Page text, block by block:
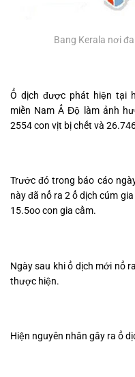
Bang Kerala nơi
Ổ dịch được phát hiện tại
miền Nam Ấ Độ làm ảnh
2554 con vịt bị chết và
Trước đó trong báo cáo
này đã nổ ra 2 ổ dịch cúm
15.5oo con gia cầm.
Ngày sau khi ổ dịch mới nổ
thược hiện.
Hiện nguyên nhân gây ra ổ